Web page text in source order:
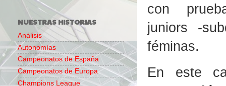
con
juniors -
féminas.
En este
NUESTRAS HISTORIAS
Análisis
Autonomías
Campeonatos de España
Campeonatos de Europa
Champions League